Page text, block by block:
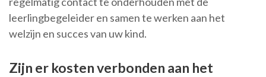
leerlingbegeleider en samen te werken aan het
welzijn en succes van uw kind.
Zijn er kosten verbonden aan het